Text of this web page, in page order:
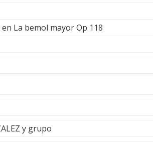
La bemol mayor Op 118
y grupo